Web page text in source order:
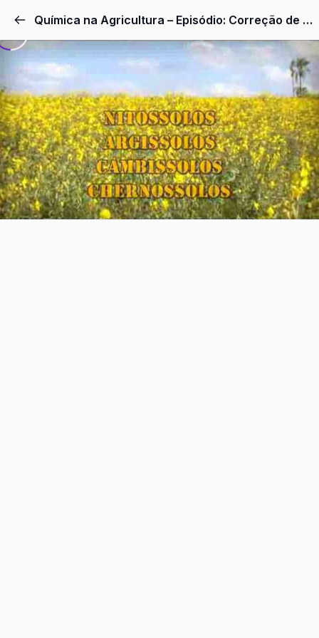
para
o
conteúdo
Química na Agricultura – Episódio: Correção de acidez e adubação